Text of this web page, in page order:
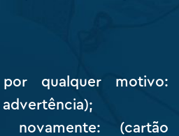
qualquer motivo:
(cartão